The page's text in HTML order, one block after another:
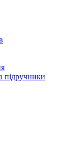
підручники